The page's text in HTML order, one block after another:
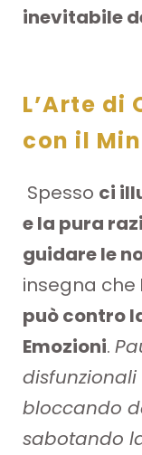
inevitabile
L’Arte di
con il
Spesso ci
e la pura
guidare le
insegna che
può contro
Emozioni.
disfunzionali
bloccando
sabotando